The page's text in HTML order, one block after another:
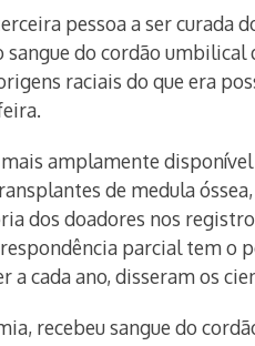
pessoa a ser curada
do cordão umbilical
raciais do que era
amplamente disponível
de medula
dos doadores nos
parcial tem o
a cada ano, disseram os
recebeu sangue do